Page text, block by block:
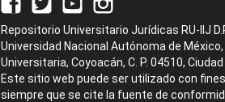
Repositorio Universitario Jurídicas RU-IIJ
Universidad Nacional Autónoma de México,
Universitaria, Coyoacán, C. P. 04510,
Este sitio web puede ser utilizado con
siempre que se cite la fuente de